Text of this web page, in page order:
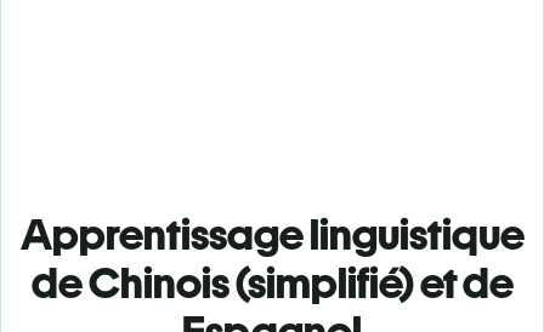
Apprentissage linguistique
de Chinois (simplifié) et de